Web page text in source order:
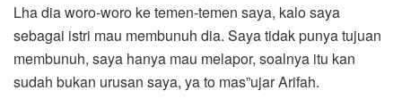
Lha dia woro-woro ke temen-temen saya, kalo saya
sebagai istri mau membunuh dia. Saya tidak punya tujuan
membunuh, saya hanya mau melapor, soalnya itu kan
sudah bukan urusan saya, ya to mas”ujar Arifah.